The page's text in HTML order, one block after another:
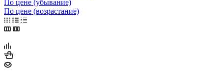
По цене (убывание)
По цене (возрастание)